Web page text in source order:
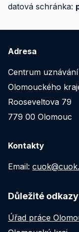
datová schránka:
Adresa
Centrum
Olomouckého
Rooseveltova 79
779 00 Olomouc
Kontakty
Email:
Důležité odkazy
Úřad práce